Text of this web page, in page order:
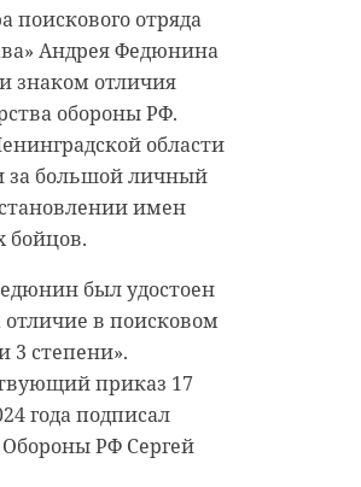
поискового отряда
Андрея Федюнина
знаком отличия
обороны РФ.
области
за большой личный
имен
бойцов.
был удостоен
отличие в поисковом
3 степени».
приказ 17
года подписал
РФ Сергей
районный суд
отправил под стражу
Дамира
обвиняют в
рубке леса и
преступного
Об этом сообщила
следствия, компания
ООО "Луга-лес"
аренду часть лесного
Выборгском районе
Рубка деревьев здесь